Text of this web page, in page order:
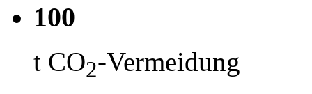
100
t CO2-Vermeidung